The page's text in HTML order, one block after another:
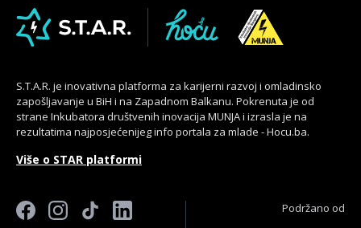
S.T.A.R. je inovativna platforma za karijerni razvoj i omladinsko
zapošljavanje u BiH i na Zapadnom Balkanu. Pokrenuta je od
strane Inkubatora društvenih inovacija MUNJA i izrasla je na
rezultatima najposjećenijeg info portala za mlade - Hocu.ba.
Više o STAR platformi
Podržano od